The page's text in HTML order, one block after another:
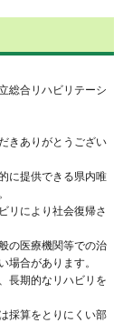
総合リハビリテーシ
きありがとうござい
に提供できる県内唯
リにより社会復帰さ
の医療機関等での治
場合があります。
長期的なリハビリを
採算をとりにくい部